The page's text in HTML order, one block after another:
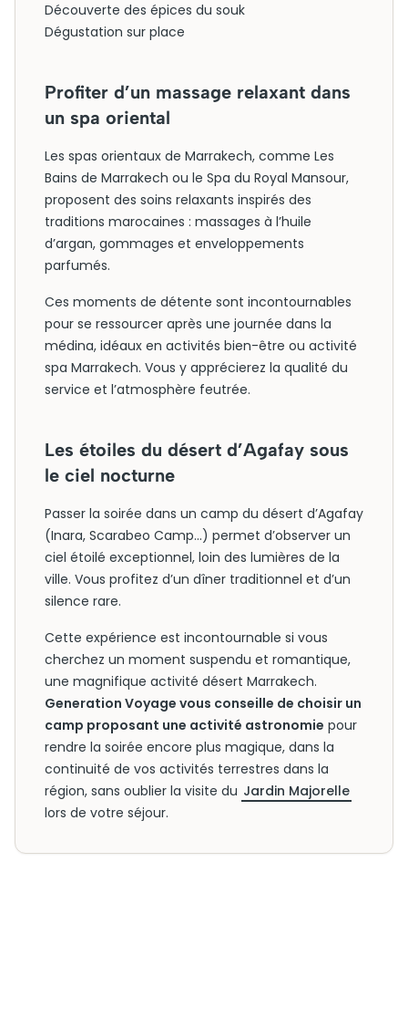
Découverte des épices du souk
Dégustation sur place
Profiter d’un massage relaxant dans
un spa oriental
Les spas orientaux de Marrakech, comme Les
Bains de Marrakech ou le Spa du Royal Mansour,
proposent des soins relaxants inspirés des
traditions marocaines : massages à l’huile
d’argan, gommages et enveloppements
parfumés.
Ces moments de détente sont incontournables
pour se ressourcer après une journée dans la
médina, idéaux en activités bien-être ou activité
spa Marrakech. Vous y apprécierez la qualité du
service et l’atmosphère feutrée.
Les étoiles du désert d’Agafay sous
le ciel nocturne
Passer la soirée dans un camp du désert d’Agafay
(Inara, Scarabeo Camp…) permet d’observer un
ciel étoilé exceptionnel, loin des lumières de la
ville. Vous profitez d’un dîner traditionnel et d’un
silence rare.
Cette expérience est incontournable si vous
cherchez un moment suspendu et romantique,
une magnifique activité désert Marrakech.
Generation Voyage vous conseille de choisir un
camp proposant une activité astronomie pour
rendre la soirée encore plus magique, dans la
continuité de vos activités terrestres dans la
région, sans oublier la visite du Jardin Majorelle
lors de votre séjour.